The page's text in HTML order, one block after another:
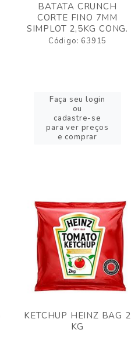
BATATA CRUNCH
CORTE FINO 7MM
SIMPLOT 2,5KG CONG.
Código: 63915
Faça seu login
ou
cadastre-se
para ver preços
e comprar
KETCHUP HEINZ BAG 2
KG